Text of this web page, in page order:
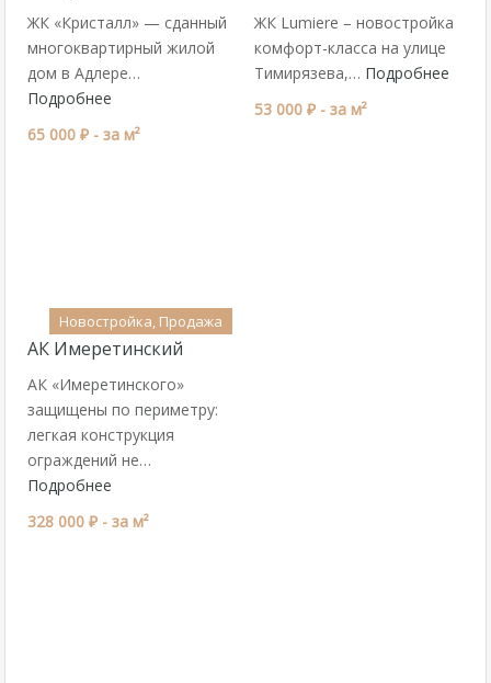
ЖК «Кристалл» — сданный
многоквартирный жилой
дом в Адлере…
Подробнее
65 000 ₽ - за м²
ЖК Lumiere – новостройка
комфорт-класса на улице
Тимирязева,… Подробнее
53 000 ₽ - за м²
Новостройка, Продажа
АК Имеретинский
АК «Имеретинского»
защищены по периметру:
легкая конструкция
ограждений не…
Подробнее
328 000 ₽ - за м²